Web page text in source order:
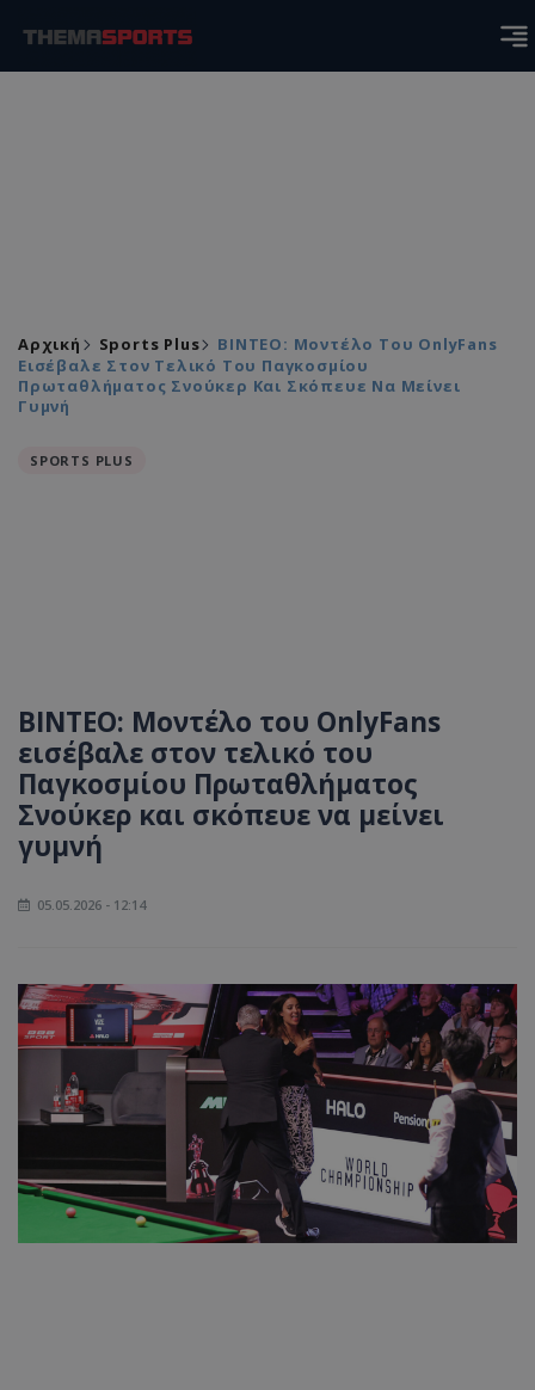
Αρχική Sports Plus
ΒΙΝΤΕΟ: Μοντέλο Του OnlyFans
Εισέβαλε Στον Τελικό Του Παγκοσμίου
Πρωταθλήματος Σνούκερ Και Σκόπευε Να Μείνει
Γυμνή
SPORTS PLUS
ΒΙΝΤΕΟ: Μοντέλο του OnlyFans
εισέβαλε στον τελικό του
Παγκοσμίου Πρωταθλήματος
Σνούκερ και σκόπευε να μείνει
γυμνή
05.05.2026 - 12:14